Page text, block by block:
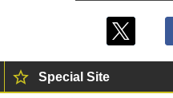
Special Site